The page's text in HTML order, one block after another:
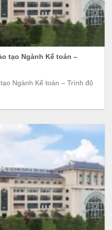
tạo Ngành Kế toán –
Ngành Kế toán – Trình độ